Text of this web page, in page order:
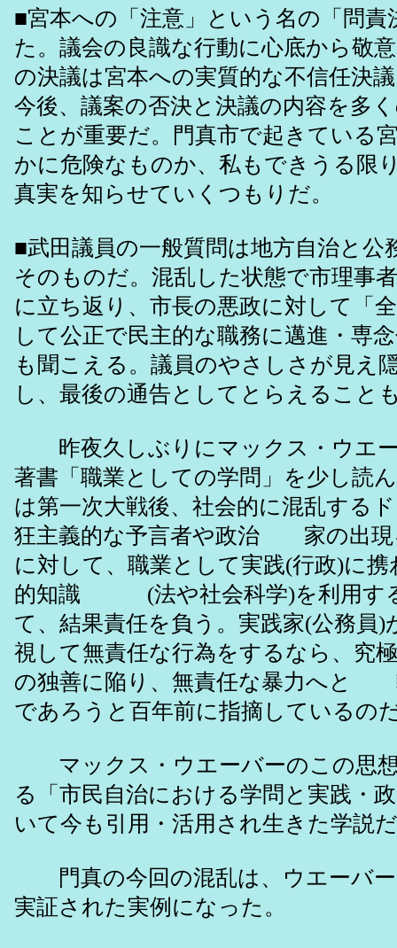
■宮本への「注意」という名の「問責
た。議会の良識な行動に心底から敬
の決議は宮本への実質的な不信任決
今後、議案の否決と決議の内容を多
ことが重要だ。門真市で起きている
かに危険なものか、私もできうる限
真実を知らせていくつもりだ。
■武田議員の一般質問は地方自治と公
そのものだ。混乱した状態で市理事
に立ち返り、市長の悪政に対して「
して公正で民主的な職務に邁進・専
も聞こえる。議員のやさしさが見え
し、最後の通告としてとらえること
昨夜久しぶりにマックス・ウエ
著書「職業としての学問」を少し
は第一次大戦後、社会的に混乱する
狂主義的な予言者や政治 家の出現
に対して、職業として実践(行政)に
的知識 (法や社会科学)を利用す
て、結果責任を負う。実践家(公務
視して無責任な行為をするなら、究
の独善に陥り、無責任な暴力へと
であろうと百年前に指摘しているの
マックス・ウエーバーのこの思
る「市民自治における学問と実
いて今も引用・活用され生きた学説
門真の今回の混乱は、ウエーバー
実証された実例になった。